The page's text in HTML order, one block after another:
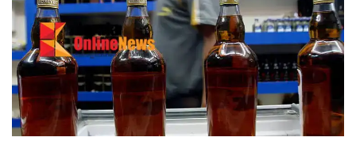
തൊഴിലാളി സംഘടനകളുടെ സംയുക്ത ജില്ലാ സമിതി
തീരുമാനിച്ചു.ഇതിന്റെ ഭാഗമായ